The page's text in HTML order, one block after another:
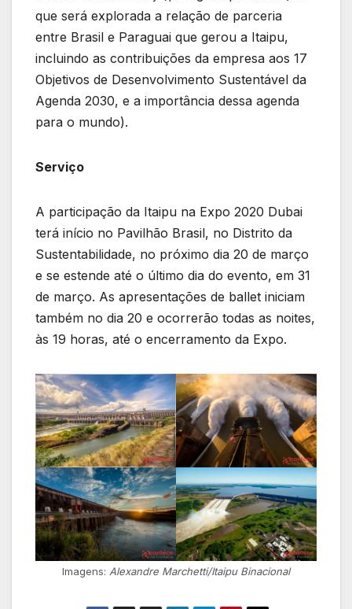
que será explorada a relação de parceria
entre Brasil e Paraguai que gerou a Itaipu,
incluindo as contribuições da empresa aos 17
Objetivos de Desenvolvimento Sustentável da
Agenda 2030, e a importância dessa agenda
para o mundo).
Serviço
A participação da Itaipu na Expo 2020 Dubai
terá início no Pavilhão Brasil, no Distrito da
Sustentabilidade, no próximo dia 20 de março
e se estende até o último dia do evento, em 31
de março. As apresentações de ballet iniciam
também no dia 20 e ocorrerão todas as noites,
às 19 horas, até o encerramento da Expo.
Imagens: Alexandre Marchetti/Itaipu Binacional